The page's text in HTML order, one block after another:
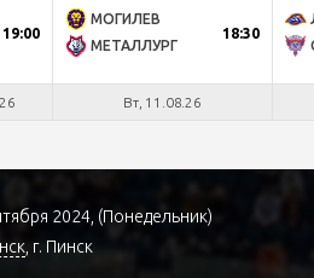
19:00
МОГИЛЕВ
МЕТАЛЛУРГ
18:30
Вт, 11.08.26
2024, (Понедельник)
, г. Пинск